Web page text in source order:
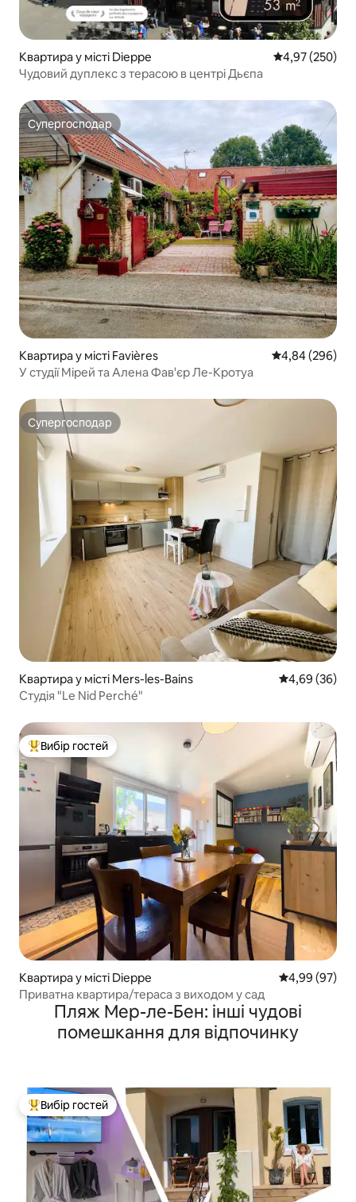
Квартира у місті Dieppe Середня
4,97 (250)
Чудовий дуплекс з терасою в центрі Дьєпа
Супергосподар
Супергосподар
Квартира у місті Favières Середня
4,84 (296)
У студії Мірей та Алена Фав'єр Ле-Кротуа
Супергосподар
Супергосподар
Квартира у місті Mers-les-Bains Середня
4,69 (36)
Студія "Le Nid Perché"
Топ вибір гостей
Вибір гостей
Квартира у місті Dieppe Середня
4,99 (97)
Приватна квартира/тераса з виходом у сад
Пляж Мер-ле-Бен: інші чудові
помешкання для відпочинку
Топ вибір гостей
Вибір гостей